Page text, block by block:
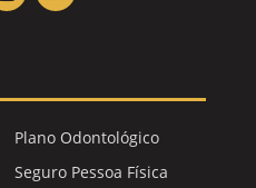
Plano Odontológico
Seguro Pessoa Física